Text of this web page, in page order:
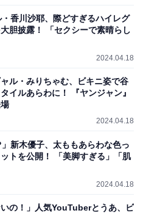
香川沙耶、際どすぎるハイレグ
胆披露！ 「セクシーで素晴らし
2024.04.18
ル・みりちゃむ、ビキニ姿で谷
イルあらわに！ 『ヤンジャン』
2024.04.18
」新木優子、太ももあらわな色っ
トを公開！ 「美脚すぎる」「肌
2024.04.18
いの！」人気YouTuberとうあ、ビ